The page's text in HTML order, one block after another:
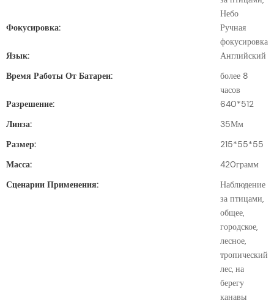
Небо
Фокусировка:
Ручная
фокусировка
Язык:
Английский
Время Работы От Батареи:
более 8
часов
Разрешение:
640*512
Линза:
35Мм
Размер:
215*55*55
Масса:
420грамм
Сценарии Применения:
Наблюдение
за птицами,
общее,
городское,
лесное,
тропический
лес, на
берегу
канавы